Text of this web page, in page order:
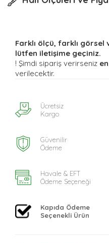
Farklı ölçü, farklı
lütfen iletişime geçiniz.
! Şimdi sipariş verirseniz
verilecektir.
Ücretsiz
Kargo
Güvenilir
Ödeme
Havale & EFT
Ödeme Seçeneği
Kapıda Ödeme
Seçenekli Ürün